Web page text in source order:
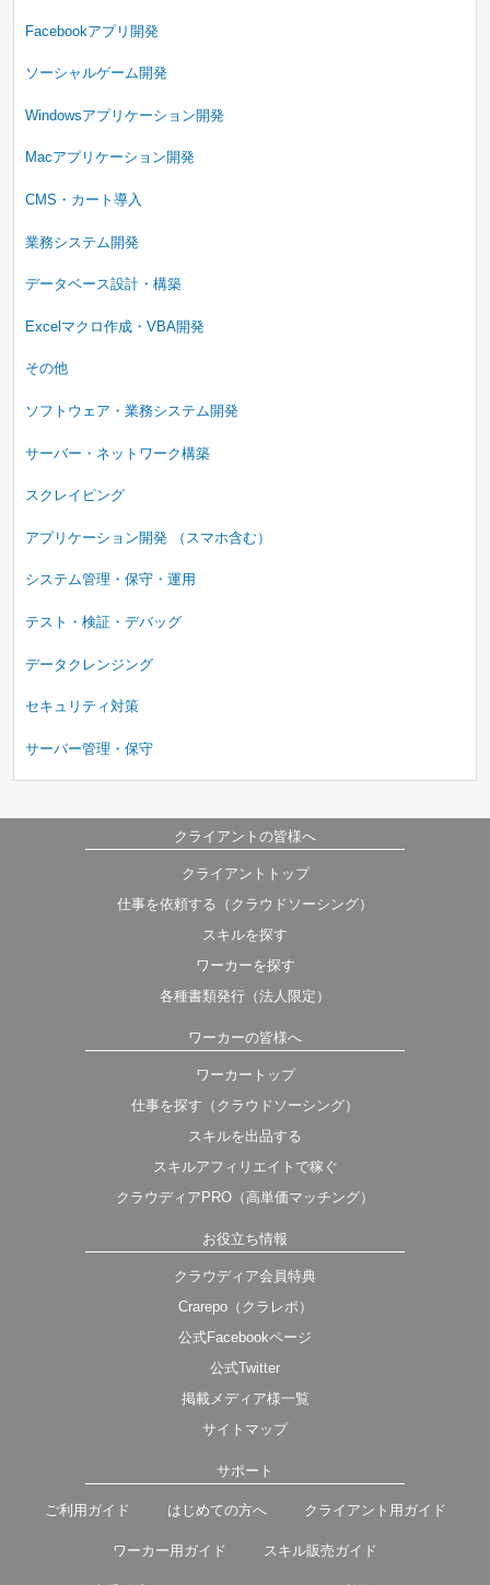
Facebookアプリ開発
ソーシャルゲーム開発
Windowsアプリケーション開発
Macアプリケーション開発
CMS・カート導入
業務システム開発
データベース設計・構築
Excelマクロ作成・VBA開発
その他
ソフトウェア・業務システム開発
サーバー・ネットワーク構築
スクレイピング
アプリケーション開発 （スマホ含む）
システム管理・保守・運用
テスト・検証・デバッグ
データクレンジング
セキュリティ対策
サーバー管理・保守
クライアントの皆様へ
クライアントトップ
仕事を依頼する（クラウドソーシング）
スキルを探す
ワーカーを探す
各種書類発行（法人限定）
ワーカーの皆様へ
ワーカートップ
仕事を探す（クラウドソーシング）
スキルを出品する
スキルアフィリエイトで稼ぐ
クラウディアPRO（高単価マッチング）
お役立ち情報
クラウディア会員特典
Crarepo（クラレポ）
公式Facebookページ
公式Twitter
掲載メディア様一覧
サイトマップ
サポート
ご利用ガイド はじめての方へ クライアント用ガイド
ワーカー用ガイド スキル販売ガイド